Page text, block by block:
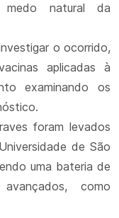
natural da
o ocorrido,
aplicadas à
examinando os
foram levados
de São
uma bateria de
como